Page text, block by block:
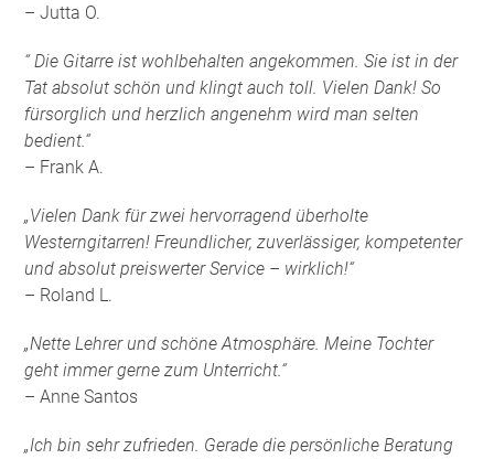
– Jutta O.
“ Die Gitarre ist wohlbehalten angekommen. Sie ist in der
Tat absolut schön und klingt auch toll. Vielen Dank! So
fürsorglich und herzlich angenehm wird man selten
bedient.“
– Frank A.
„Vielen Dank für zwei hervorragend überholte
Westerngitarren! Freundlicher, zuverlässiger, kompetenter
und absolut preiswerter Service – wirklich!“
– Roland L.
„Nette Lehrer und schöne Atmosphäre. Meine Tochter
geht immer gerne zum Unterricht.“
– Anne Santos
„Ich bin sehr zufrieden. Gerade die persönliche Beratung